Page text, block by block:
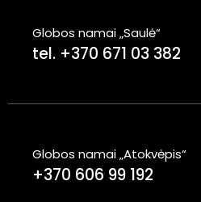
Globos namai „Saulė“
tel. +370 671 03 382
Globos namai „Atokvėpis“
+370 606 99 192